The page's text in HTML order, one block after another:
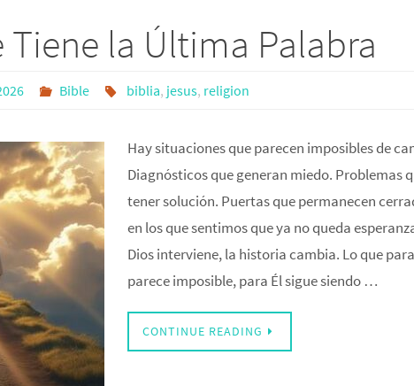
Tiene la Última Palabra
Bible biblia, jesus, religion
Hay situaciones que parecen imposibles de
Diagnósticos que generan miedo. Problemas
tener solución. Puertas que permanecen
en los que sentimos que ya no queda
Dios interviene, la historia cambia. Lo que
parece imposible, para Él sigue siendo …
CONTINUE READING